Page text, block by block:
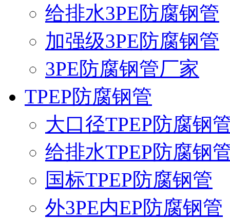
给排水3PE防腐钢管
加强级3PE防腐钢管
3PE防腐钢管厂家
TPEP防腐钢管
大口径TPEP防腐钢
给排水TPEP防腐钢
国标TPEP防腐钢管
外3PE内EP防腐钢管